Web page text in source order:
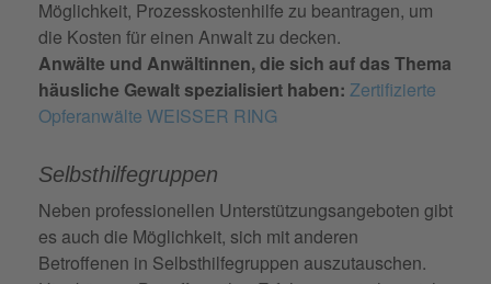
Möglichkeit, Prozesskostenhilfe zu beantragen, um
die Kosten für einen Anwalt zu decken.
Anwälte und Anwältinnen, die sich auf das Thema
häusliche Gewalt spezialisiert haben: Zertifizierte
Opferanwälte WEISSER RING
Selbsthilfegruppen
Neben professionellen Unterstützungsangeboten gibt
es auch die Möglichkeit, sich mit anderen
Betroffenen in Selbsthilfegruppen auszutauschen.